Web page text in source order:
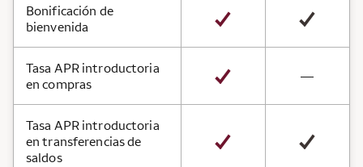
Bonificación de
bienvenida
Tasa APR introductoria
en compras
—not
Tasa APR introductoria
en transferencias de
saldos